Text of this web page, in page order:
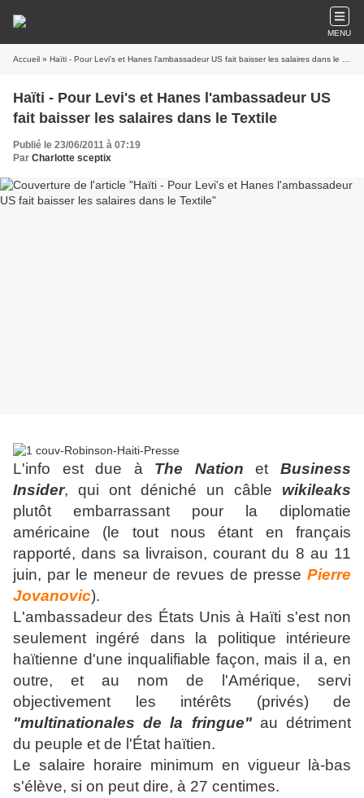
MENU
Accueil » Haïti - Pour Levi's et Hanes l'ambassadeur US fait baisser les salaires dans le Textile
Haïti - Pour Levi's et Hanes l'ambassadeur US
fait baisser les salaires dans le Textile
Publié le 23/06/2011 à 07:19
Par Charlotte sceptix
L'info est due à The Nation etBusiness
Insider, qui ont déniché un câble wikileaks
plutôt embarrassant pour la diplomatie
américaine (le tout nous étant en français
rapporté, dans sa livraison, courant du 8 au 11
juin, par le meneur de revues de presse Pierre
Jovanovic).
L'ambassadeur des États Unis à Haïti s'est non
seulement ingéré dans la politique intérieure
haïtienne d'une inqualifiable façon, mais il a, en
outre, et au nom de l'Amérique, servi
objectivement les intérêts (privés) de
"multinationales de la fringue"au détriment
du peuple et de l'État haïtien.
Le salaire horaire minimum en vigueur là-bas
s'élève, si on peut dire, à 27 centimes.